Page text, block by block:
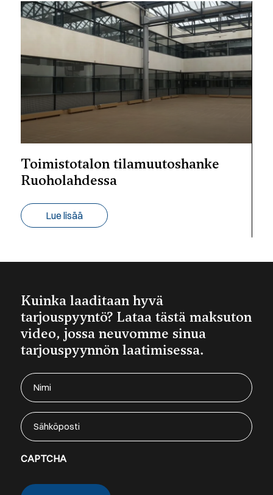
Toimistotalon tilamuutoshanke
Ruoholahdessa
Lue lisää
Kuinka laaditaan hyvä
tarjouspyyntö? Lataa tästä maksuton
video, jossa neuvomme sinua
tarjouspyynnön laatimisessa.
Nimi
(Required)
Sähköposti
CAPTCHA